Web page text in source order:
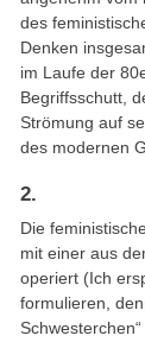
des
Denken
im Laufe der
Begriffsschutt,
Strömung auf
des modernen
2.
Die
mit einer aus
operiert (Ich
formulieren,